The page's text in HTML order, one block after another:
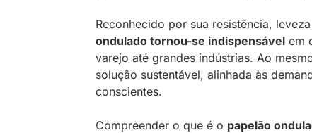
Reconhecido por sua resistência,
ondulado tornou-se indispensávelem
varejo até grandes indústrias. Ao
solução sustentável, alinhada às
conscientes.
Compreender o que é o papelão